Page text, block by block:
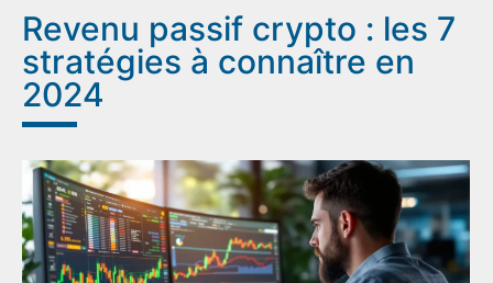
Revenu passif crypto : les 7
stratégies à connaître en
2024